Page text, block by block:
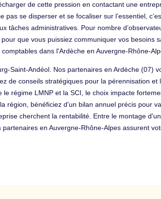
de cette pression en contactant une
pas se disperser et se focaliser sur l’essentiel,
tâches administratives. Pour nombre
que vous puissiez communiquer vos besoins
dans l'Ardèche en Auvergne-Rhône-
Saint-Andéol. Nos partenaires en Ardèche (07)
de conseils stratégiques pour la pérennisation
régime LMNP et la SCI, le choix impacte
région, bénéficiez d'un bilan annuel précis pour
cherchent la rentabilité. Entre le montage
en Auvergne-Rhône-Alpes assurent